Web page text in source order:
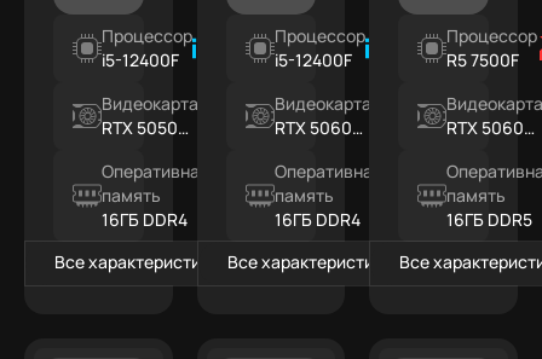
Процессор
i5-12400F
Видеокарта
RTX 5050
Оперативная
память
16ГБ DDR4
Все характеристики
Процессор
i5-12400F
Видеокарта
RTX 5060
Оперативная
память
16ГБ DDR4
Все характеристики
Процессор
R5 7500F
RTX 5060
память
16ГБ DDR5
Все